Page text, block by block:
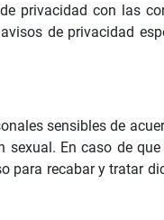
privacidad con las
de privacidad
sensibles de
En caso de
para recabar y tratar